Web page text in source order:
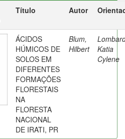
Título Autor
ÁCIDOS
HÚMICOS DE
SOLOS EM
DIFERENTES
FORMAÇÕES
FLORESTAIS
NA
FLORESTA
NACIONAL
DE IRATI, PR
Blum,
Hilbert
Katia
Cylene